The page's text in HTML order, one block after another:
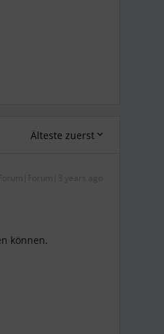
Älteste zuerst
Forum|Forum|3 years ago
können.